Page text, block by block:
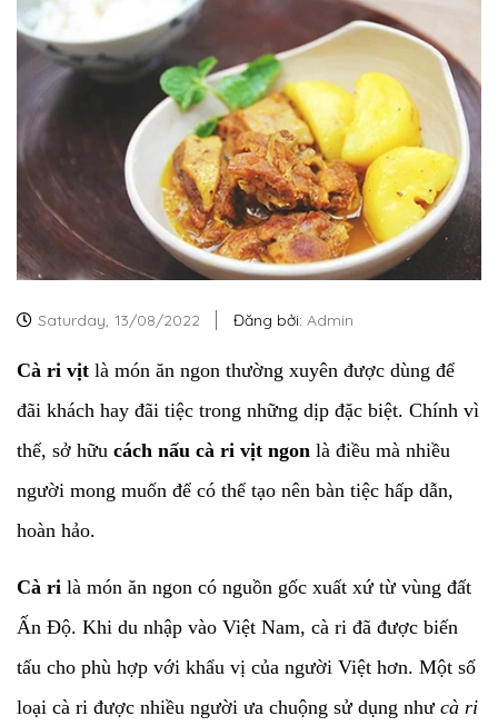
Saturday, 13/08/2022 Đăng bởi: Admin
Cà ri vịt là món ăn ngon thường xuyên được dùng để
đãi khách hay đãi tiệc trong những dịp đặc biệt. Chính vì
thế, sở hữu cách nấu cà ri vịt ngon là điều mà nhiều
người mong muốn để có thể tạo nên bàn tiệc hấp dẫn,
hoàn hảo.
Cà ri là món ăn ngon có nguồn gốc xuất xứ từ vùng đất
Ấn Độ. Khi du nhập vào Việt Nam, cà ri đã được biến
tấu cho phù hợp với khẩu vị của người Việt hơn. Một số
loại cà ri được nhiều người ưa chuộng sử dụng như cà ri